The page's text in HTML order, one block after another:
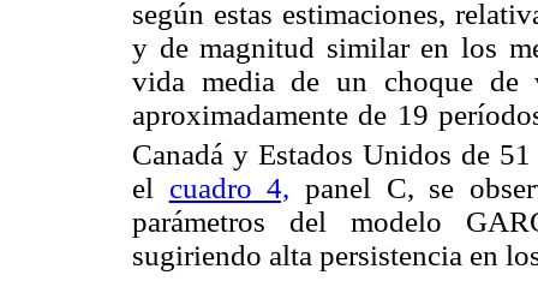
según estas estimaciones,
y de magnitud similar en los
vida media de un choque de
aproximadamente de 19
Canadá y Estados Unidos de
el cuadro 4, panel C, se
parámetros del modelo
sugiriendo alta persistencia en